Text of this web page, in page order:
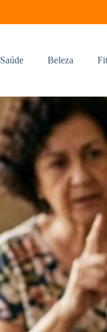
Saúde Beleza